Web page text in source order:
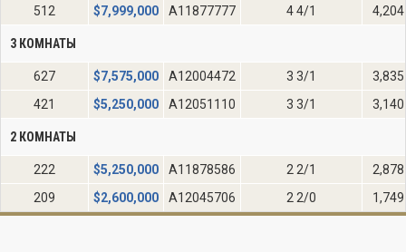
512 $7,999,000 A11877777 4 4/1 4,204
3 КОМНАТЫ
627 $7,575,000 A12004472 3 3/1
3,835
421
$5,250,000 A12051110 3 3/1 3,140
2 КОМНАТЫ
222 $5,250,000 A11878586 2 2/1
2,878
209
$2,600,000 A12045706 2 2/0 1,749